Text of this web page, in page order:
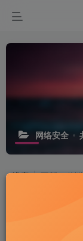
网络安全
排序 更新 浏